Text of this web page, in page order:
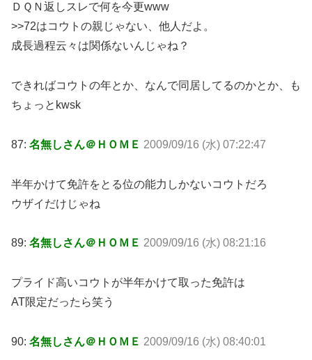
ＤＱＮ返しスレで何を今更www
>>72はコウトの親じゃない、他人だよ。
成長過程云々は関係ないんじゃね？
できればコウトの年とか、なんで同居してるのかとか、も
ちょっとkwsk
87: 名無しさん＠ＨＯＭＥ 2009/09/16 (水) 07:22:47
半年かけて免許をとる位の能力しかないコウトだろ
ウザイだけじゃね
89: 名無しさん＠ＨＯＭＥ 2009/09/16 (水) 08:21:16
プライド高いコウトが半年かけて取った免許は
AT限定だったら笑う
90: 名無しさん＠ＨＯＭＥ 2009/09/16 (水) 08:40:01